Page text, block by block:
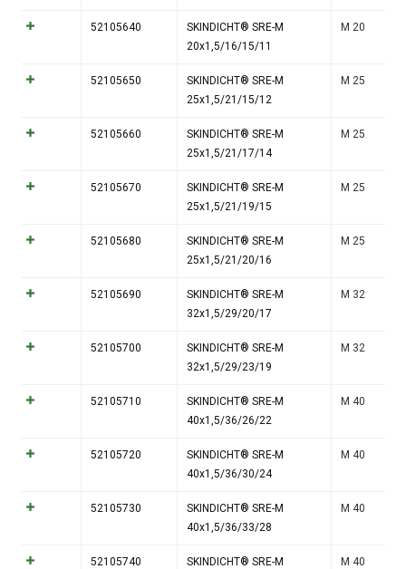
52105640
SKINDICHT® SRE-M
20x1,5/16/15/11
M 20
52105650
SKINDICHT® SRE-M
25x1,5/21/15/12
M 25
52105660
SKINDICHT® SRE-M
25x1,5/21/17/14
M 25
52105670
SKINDICHT® SRE-M
25x1,5/21/19/15
M 25
52105680
SKINDICHT® SRE-M
25x1,5/21/20/16
M 25
52105690
SKINDICHT® SRE-M
32x1,5/29/20/17
M 32
52105700
SKINDICHT® SRE-M
32x1,5/29/23/19
M 32
52105710
SKINDICHT® SRE-M
40x1,5/36/26/22
M 40
52105720
SKINDICHT® SRE-M
40x1,5/36/30/24
M 40
52105730
SKINDICHT® SRE-M
40x1,5/36/33/28
M 40
52105740
SKINDICHT® SRE-M
M 40